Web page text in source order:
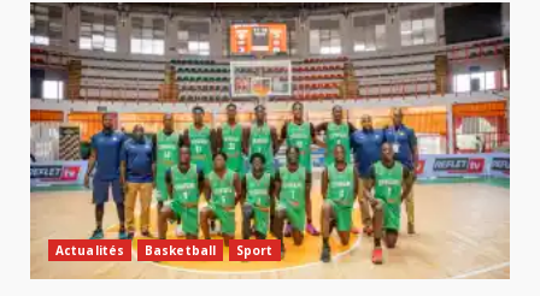
Actualités Basketball Sport